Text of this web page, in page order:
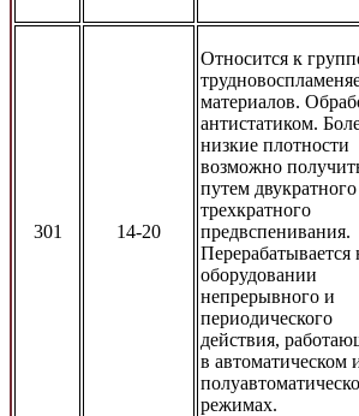
301 14-20
Относится к
материалов.
антистатиком.
низкие плотности
возможно
путем
трехкратного
предвспенивания.
Перерабатывается
оборудовании
непрерывного и
периодического
действия,
в автоматическом
режимах.